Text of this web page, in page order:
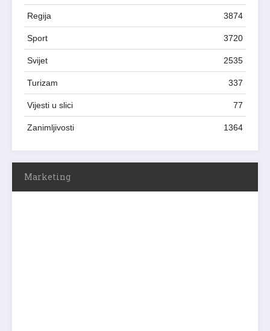
Regija 3874
Sport 3720
Svijet 2535
Turizam 337
Vijesti u slici 77
Zanimljivosti 1364
Marketing